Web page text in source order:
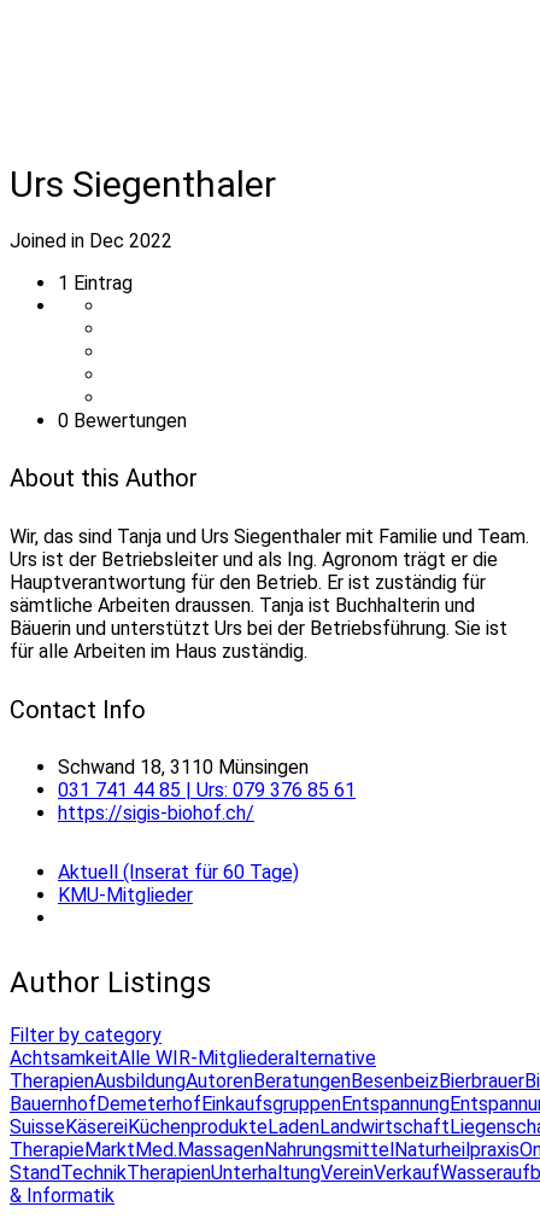
Urs Siegenthaler
Joined in Dec 2022
1 Eintrag
0 Bewertungen
About this Author
Wir, das sind Tanja und Urs Siegenthaler mit Familie und Team.
Urs ist der Betriebsleiter und als Ing. Agronom trägt er die
Hauptverantwortung für den Betrieb. Er ist zuständig für
sämtliche Arbeiten draussen. Tanja ist Buchhalterin und
Bäuerin und unterstützt Urs bei der Betriebsführung. Sie ist
für alle Arbeiten im Haus zuständig.
Contact Info
Schwand 18, 3110 Münsingen
031 741 44 85 | Urs: 079 376 85 61
https://sigis-biohof.ch/
Aktuell (Inserat für 60 Tage)
KMU-Mitglieder
Author Listings
Filter by category
AchtsamkeitAlle WIR-Mitgliederalternative
TherapienAusbildungAutorenBeratungenBesenbeizBierbrauer
BauernhofDemeterhofEinkaufsgruppenEntspannung
SuisseKäsereiKüchenprodukteLadenLandwirtschaft
TherapieMarktMed.MassagenNahrungsmittelNaturheilpraxis
StandTechnikTherapienUnterhaltungVereinVerkauf
& Informatik